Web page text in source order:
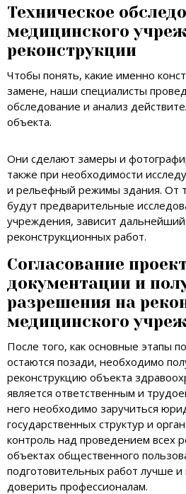
Техническое
медицинского
реконструкции
Чтобы понять, какие именно
замене, наши специалисты
обследование и анализ
объекта.
Они сделают замеры и
также при необходимости
и рельефный режимы здания. От
будут предварительные
учреждения, зависит дальнейший
реконструкционных работ.
Согласование
документации и
разрешения на
медицинского
После того, как основные этапы
остаются позади, необходимо
реконструкцию объекта
является ответственным и
него необходимо заручиться
государственных структур и
контроль над проведением всех
объектах общественного
подготовительных работ лучше и
доверить профессионалам.